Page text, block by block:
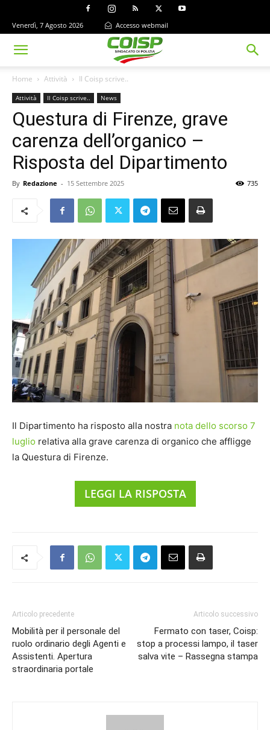
Venerdì, 7 Agosto 2026 Accesso webmail
Home Attività Il Coisp scrive..
Attività Il Coisp scrive.. News
Questura di Firenze, grave
carenza dell’organico –
Risposta del Dipartimento
By Redazione - 15 Settembre 2025 735
Il Dipartimento ha risposto alla nostra nota dello scorso 7
luglio relativa alla grave carenza di organico che affligge
la Questura di Firenze.
LEGGI LA RISPOSTA
Articolo precedente
Mobilità per il personale del
ruolo ordinario degli Agenti e
Assistenti. Apertura
straordinaria portale
Articolo successivo
Fermato con taser, Coisp:
stop a processi lampo, il taser
salva vite – Rassegna stampa